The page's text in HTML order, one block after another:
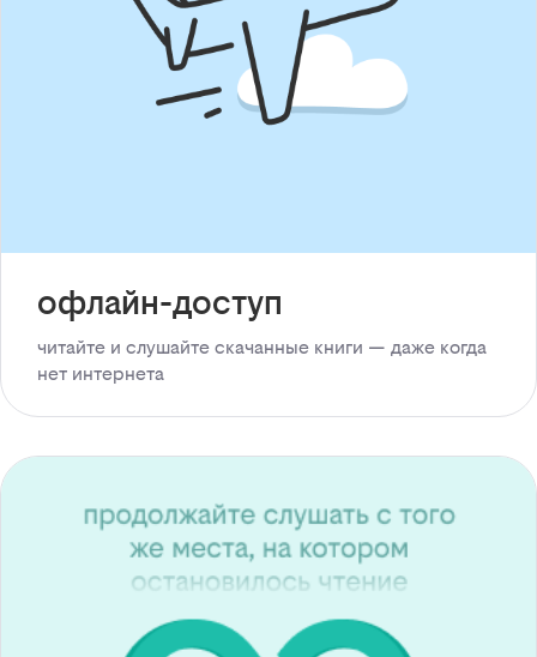
офлайн-доступ
читайте и слушайте скачанные книги — даже когда
нет интернета